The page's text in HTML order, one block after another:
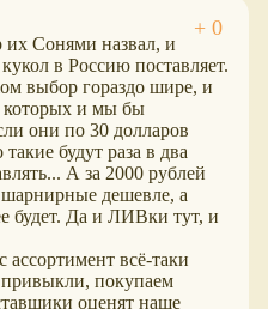
их Сонями назвал, и
в Россию поставляет.
выбор гораздо шире, и
которых и мы бы
они по 30 долларов
будут раза в два
А за 2000 рублей
дешевле, а
будет. Да и ЛИВки тут, и
всё-таки
покупаем
оценят наше